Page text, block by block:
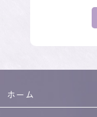
ホーム